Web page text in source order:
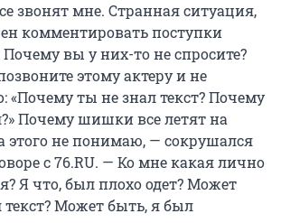
звонят мне. Странная ситуация,
комментировать поступки
вы у них-то не спросите?
этому актеру и не
«Почему ты не знал текст? Почему
Почему шишки все летят на
этого не понимаю, — сокрушался
с 76.RU. — Ко мне какая лично
Я что, был плохо одет? Может
текст? Может быть, я был